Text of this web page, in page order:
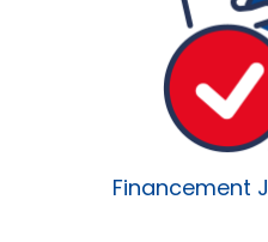
Financement